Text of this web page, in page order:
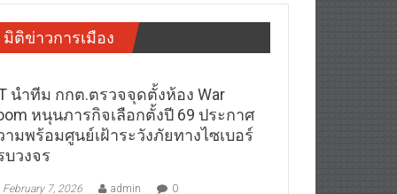
มิติข่าวการเมือง
นำทีม กกต.ตรวจจุดตั้งห้อง War
หนุนภารกิจเลือกตั้งปี 69 ประกาศ
ามพร้อมศูนย์เฝ้าระวังภัยทางไซเบอร์
บวงจร
February 7, 2026 admin 0